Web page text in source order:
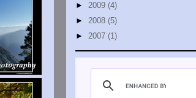
► 2009 (4)
► 2008 (5)
► 2007 (1)